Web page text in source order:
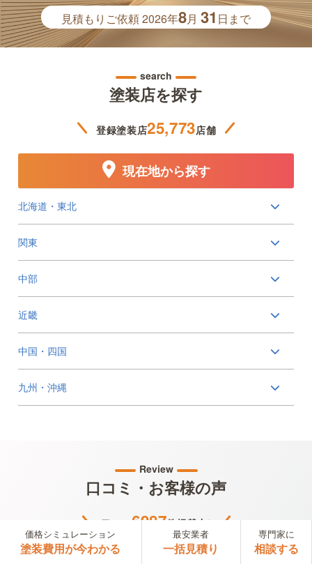
見積もりご依頼2026年8月31 日まで
search
塗装店を探す
登録塗装店25,773店舗
北海道・東北
関東
中部
近畿
中国・四国
九州・沖縄
現在地から探す
Review
口コミ・お客様の声
口コミ 6987件掲載中!
価格シミュレーション
塗装費用が今わかる
最安業者
一括見積り
専門家に
相談する